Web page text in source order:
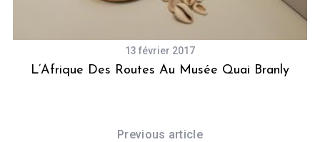
13 février 2017
L’Afrique Des Routes Au Musée Quai Branly
Previous article